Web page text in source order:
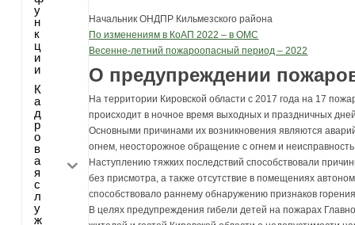
у
н
к
ц
и
и
К
а
д
р
о
в
а
я
с
л
у
ж
Начальник ОНДПР Кильмезского
По изменениям в КоАП 2022 – в ОМС
Весенне-летний пожароопасный период – 2022
О предупреждении
На территории Кировской области с 2017 года на 17
происходит в ночное время выходных и праздничных
Основными причинами их возникновения являются
огнем, неосторожное обращение с огнем и
Наступлению тяжких последствий способствовали
без присмотра, а также отсутствие в помещениях
способствовало раннему обнаружению признаков
В целях предупреждения гибели детей на пожарах